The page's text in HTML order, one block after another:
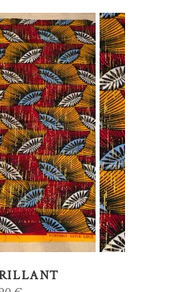
AU PANIER